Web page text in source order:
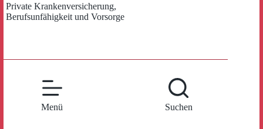
Private Krankenversicherung,
Berufsunfähigkeit und Vorsorge
Menü Suchen